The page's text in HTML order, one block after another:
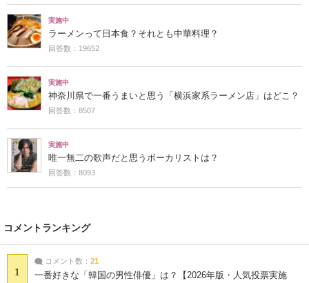
実施中
ラーメンって日本食？それとも中華料理？
回答数：19652
実施中
神奈川県で一番うまいと思う「横浜家系ラーメン店」はどこ？
回答数：8507
実施中
唯一無二の歌声だと思うボーカリストは？
回答数：8093
コメントランキング
1
コメント数： 21
一番好きな「韓国の男性俳優」は？【2026年版・人気投票実施